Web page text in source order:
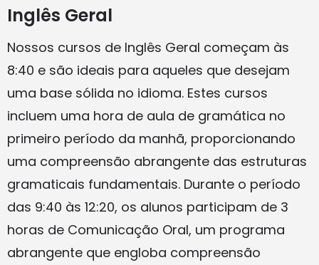
Inglês Geral
Nossos cursos de Inglês Geral começam às
8:40 e são ideais para aqueles que desejam
uma base sólida no idioma. Estes cursos
incluem uma hora de aula de gramática no
primeiro período da manhã, proporcionando
uma compreensão abrangente das estruturas
gramaticais fundamentais. Durante o período
das 9:40 às 12:20, os alunos participam de 3
horas de Comunicação Oral, um programa
abrangente que engloba compreensão